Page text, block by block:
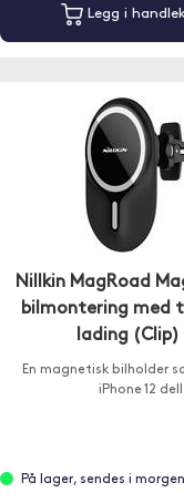
Legg i
Nillkin MagRoad
bilmontering med
lading (Clip)
En magnetisk bilholder
iPhone 12 dell.
På lager, sendes i morgen